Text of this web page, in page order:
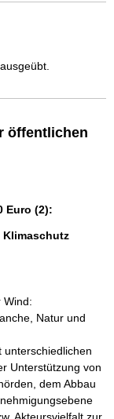
öffentlichen
Euro (2):
Wind:
Natur und
unterschiedlichen
Unterstützung von
dem Abbau